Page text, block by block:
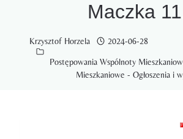
Maczka
Krzysztof Horzela 2024-06-28
Postępowania Wspólnoty
Mieszkaniowe - Ogłoszenia i